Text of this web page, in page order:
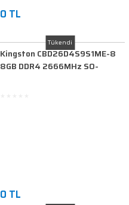
0 TL
Tükendi
Kingston CBD26D4S9S1ME-8
8GB DDR4 2666MHz SO-
0 TL